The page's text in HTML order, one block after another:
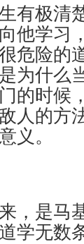
有极清
他学习
危险的
为什么
的时候
人的方
义。
，是马
学无数